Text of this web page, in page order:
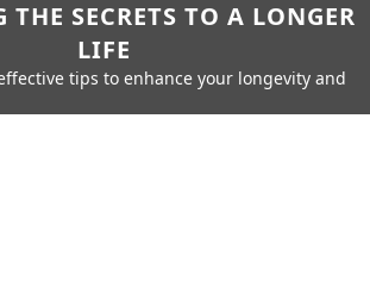
SECRETS TO A LONGER
LIFE
tips to enhance your longevity and